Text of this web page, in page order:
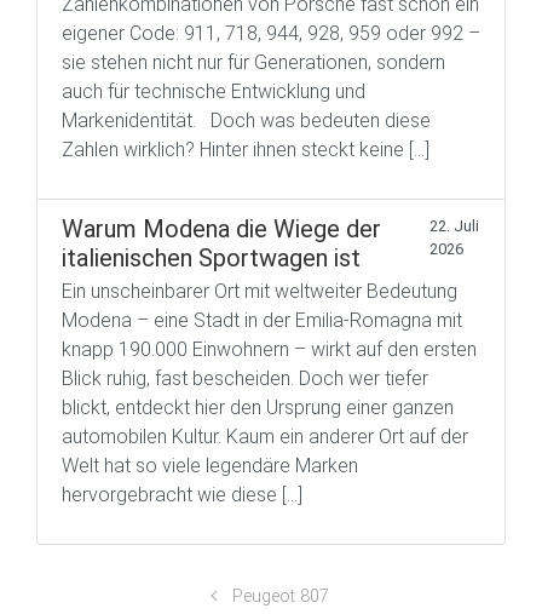
eigener Code: 911, 718, 944, 928, 959 oder 992 –
sie stehen nicht nur für Generationen, sondern
auch für technische Entwicklung und
Markenidentität. Doch was bedeuten diese
Zahlen wirklich? Hinter ihnen steckt keine […]
Warum Modena die Wiege der
italienischen Sportwagen ist
22. Juli
2026
Ein unscheinbarer Ort mit weltweiter Bedeutung
Modena – eine Stadt in der Emilia-Romagna mit
knapp 190.000 Einwohnern – wirkt auf den ersten
Blick ruhig, fast bescheiden. Doch wer tiefer
blickt, entdeckt hier den Ursprung einer ganzen
automobilen Kultur. Kaum ein anderer Ort auf der
Welt hat so viele legendäre Marken
hervorgebracht wie diese […]
Peugeot 807